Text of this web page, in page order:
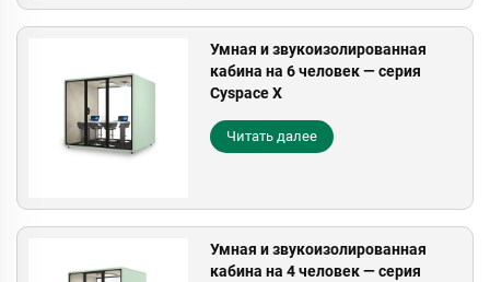
Умная и звукоизолированная
кабина на 6 человек — серия
Cyspace X
Читать далее
Умная и звукоизолированная
кабина на 4 человек — серия